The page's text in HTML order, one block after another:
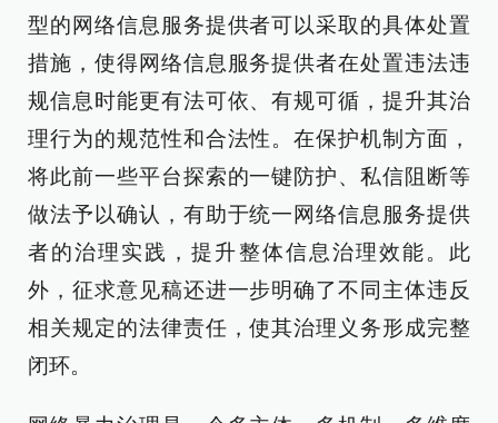
型的网络信息服务提供者可以采取的具体处置
措施，使得网络信息服务提供者在处置违法违
规信息时能更有法可依、有规可循，提升其治
理行为的规范性和合法性。在保护机制方面，
将此前一些平台探索的一键防护、私信阻断等
做法予以确认，有助于统一网络信息服务提供
者的治理实践，提升整体信息治理效能。此
外，征求意见稿还进一步明确了不同主体违反
相关规定的法律责任，使其治理义务形成完整
闭环。